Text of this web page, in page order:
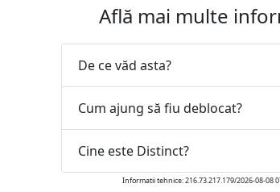
Află mai multe
De ce văd asta?
Cum ajung să fiu deblocat?
Cine este Distinct?
Informatii tehnice: 216.73.217.179/2026-08-08